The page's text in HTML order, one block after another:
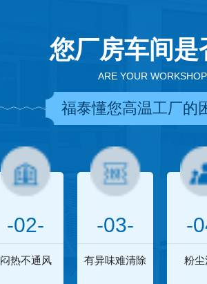
您厂房车间
ARE YOUR
福泰懂您高温工厂的
-02-
闷热不通风
-03-
有异味难清除
-
粉尘